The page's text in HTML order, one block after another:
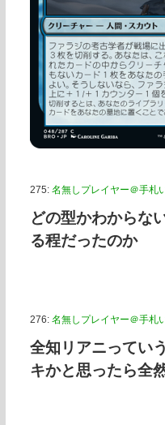
275: 名無しプレイヤー＠手札
どの型かわからな
る程だったのか
276: 名無しプレイヤー＠手札
全知リアニってい
キかと思ったら全